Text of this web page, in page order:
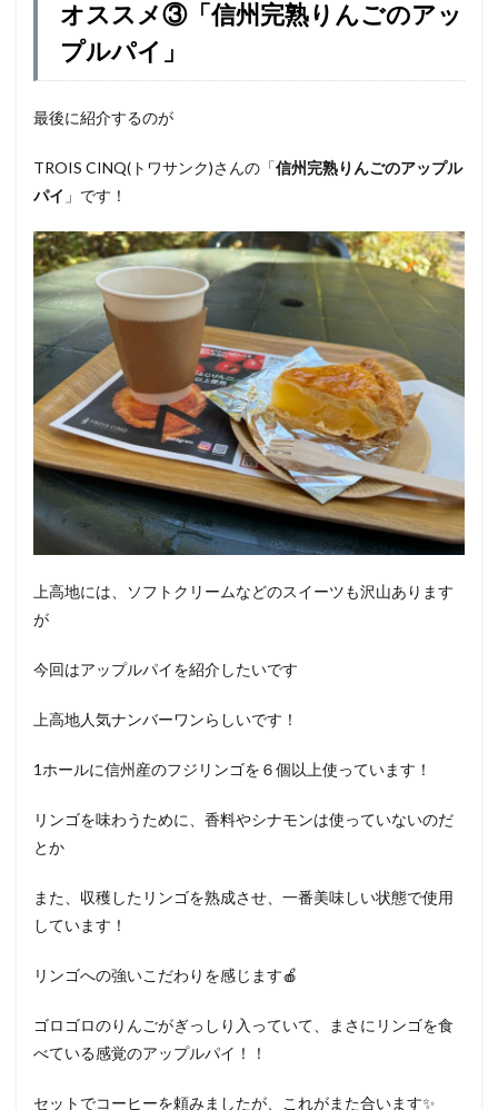
オススメ③「信州完熟りんごのアッ
プルパイ」
最後に紹介するのが
TROIS CINQ(トワサンク)さんの「信州完熟りんごのアップル
パイ 」です！
上高地には、ソフトクリームなどのスイーツも沢山あります
が
今回はアップルパイを紹介したいです
上高地人気ナンバーワンらしいです！
1ホールに信州産のフジリンゴを６個以上使っています！
リンゴを味わうために、香料やシナモンは使っていないのだ
とか
また、収穫したリンゴを熟成させ、一番美味しい状態で使用
しています！
リンゴへの強いこだわりを感じます🍎
ゴロゴロのりんごがぎっしり入っていて、まさにリンゴを食
べている感覚のアップルパイ！！
セットでコーヒーを頼みましたが、これがまた合います✨